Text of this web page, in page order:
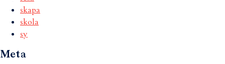
skapa
skola
sy
Meta